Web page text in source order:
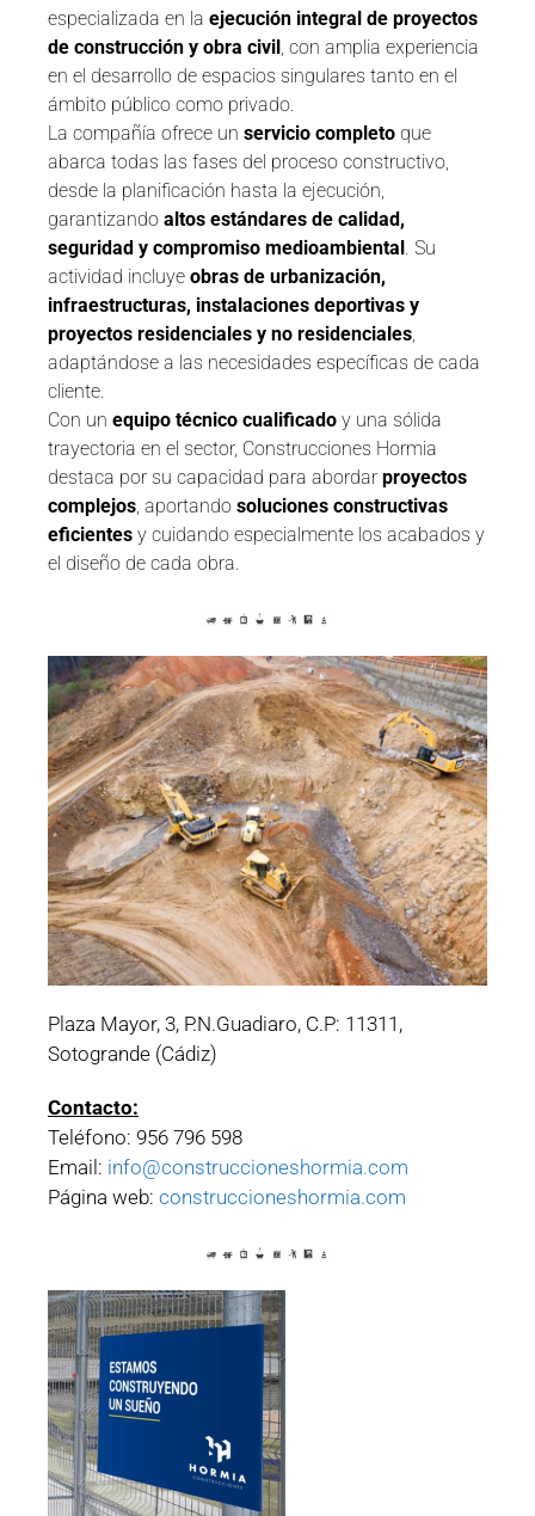
especializada en la ejecución integral de proyectos
de construcción y obra civil, con amplia experiencia
en el desarrollo de espacios singulares tanto en el
ámbito público como privado.
La compañía ofrece un servicio completo que
abarca todas las fases del proceso constructivo,
desde la planificación hasta la ejecución,
garantizando altos estándares de calidad,
seguridad y compromiso medioambiental. Su
actividad incluye obras de urbanización,
infraestructuras, instalaciones deportivas y
proyectos residenciales y no residenciales,
adaptándose a las necesidades específicas de cada
cliente.
Con un equipo técnico cualificado y una sólida
trayectoria en el sector, Construcciones Hormia
destaca por su capacidad para abordar proyectos
complejos, aportando soluciones constructivas
eficientes y cuidando especialmente los acabados y
el diseño de cada obra.
Plaza Mayor, 3, P.N.Guadiaro, C.P: 11311,
Sotogrande (Cádiz)
Contacto:
Teléfono: 956 796 598
Email: info@construccioneshormia.com
Página web: construccioneshormia.com